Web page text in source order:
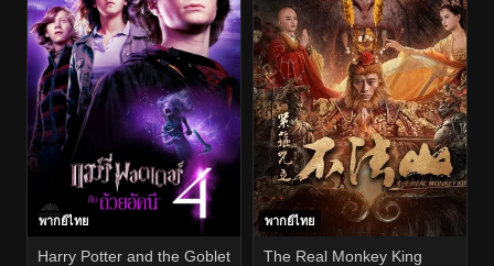
พากย์ไทย
Harry Potter and the Goblet
พากย์ไทย
The Real Monkey King